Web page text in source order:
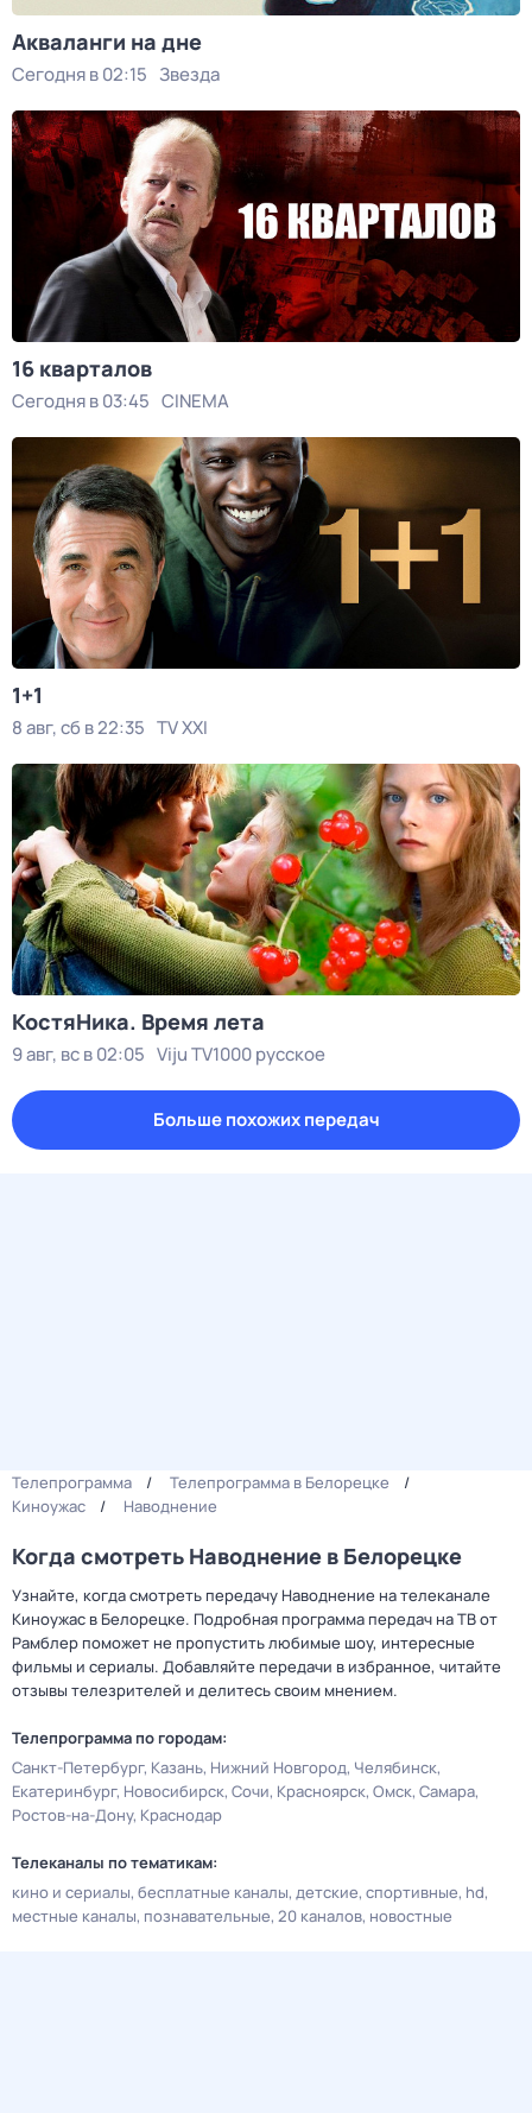
Акваланги на дне
Сегодня в 02:15 Звезда
16 кварталов
Сегодня в 03:45 CINEMA
1+1
8 авг, сб в 22:35 TV XXI
КостяНика. Время лета
9 авг, вс в 02:05 Viju TV1000 русское
Больше похожих передач
Телепрограмма
Телепрограмма в Белорецке
Киноужас
Наводнение
Когда смотреть Наводнение в Белорецке
Узнайте, когда смотреть передачу Наводнение на телеканале
Киноужас в Белорецке. Подробная программа передач на ТВ от
Рамблер поможет не пропустить любимые шоу, интересные
фильмы и сериалы. Добавляйте передачи в избранное, читайте
отзывы телезрителей и делитесь своим мнением.
Телепрограмма по городам:
Санкт-Петербург Казань Нижний Новгород Челябинск
Екатеринбург Новосибирск Сочи Красноярск Омск Самара
Ростов-на-Дону Краснодар
Телеканалы по тематикам:
кино и сериалы бесплатные каналы детские спортивные hd
местные каналы познавательные 20 каналов новостные